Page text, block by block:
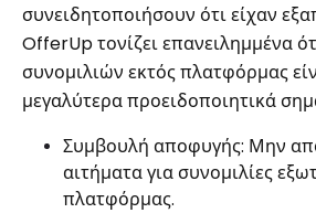
συνειδητοποιήσουν ότι είχαν
OfferUp τονίζει επανειλημμένα
συνομιλιών εκτός πλατφόρμας
μεγαλύτερα προειδοποιητικά
Συμβουλή αποφυγής: Μην
αιτήματα για συνομιλίες
πλατφόρμας.